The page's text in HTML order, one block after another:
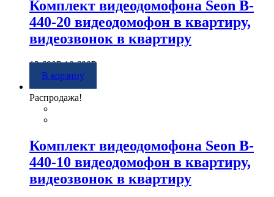
Комплект видеодомофона Seon B-
440-20 видеодомофон в квартиру,
видеозвонок в квартиру
12 690Р 10 690Р
В корзину
Распродажа!
Комплект видеодомофона Seon B-
440-10 видеодомофон в квартиру,
видеозвонок в квартиру